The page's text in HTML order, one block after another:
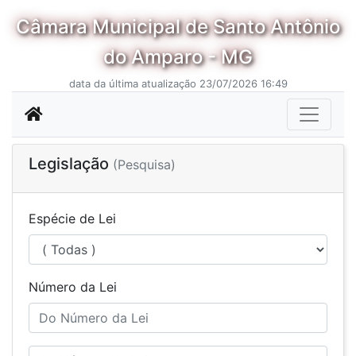
Câmara Municipal de Santo Antônio
do Amparo - MG
data da última atualização 23/07/2026 16:49
Legislação (Pesquisa)
Espécie de Lei
Número da Lei